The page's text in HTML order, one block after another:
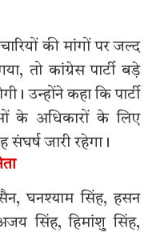
की मांगों पर जल्द
तो कांग्रेस पार्टी बड़े
उन्होंने कहा कि पार्टी
के अधिकारों के लिए
जारी रहेगा।
घनश्याम सिंह, हसन
सिंह, हिमांशु सिंह,